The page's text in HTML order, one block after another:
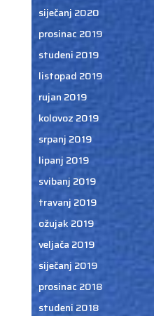
siječanj 2020
prosinac 2019
studeni 2019
listopad 2019
rujan 2019
kolovoz 2019
srpanj 2019
lipanj 2019
svibanj 2019
travanj 2019
ožujak 2019
veljača 2019
siječanj 2019
prosinac 2018
studeni 2018